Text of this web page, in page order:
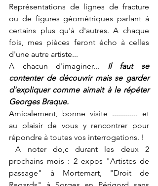
Représentations de lignes de fracture
ou de figures géométriques parlant à
certains plus qu'à d'autres. A chaque
fois, mes pièces feront écho à celles
d'une autre artiste...
A chacun d'imaginer... Il faut se
contenter de découvrir mais se garder
d'expliquer comme aimait à le répéter
Georges Braque.
Amicalement, bonne visite ............. et
au plaisir de vous y rencontrer pour
répondre à toutes vos interrogations. !
A noter do,c durant les deux 2
prochains mois : 2 expos "Artistes de
passage" à Mortemart, "Droit de